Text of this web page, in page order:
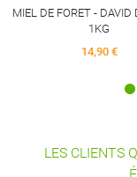
- DAVID DORDOR -
LES CLIENTS